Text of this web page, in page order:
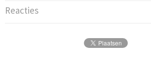
Reacties